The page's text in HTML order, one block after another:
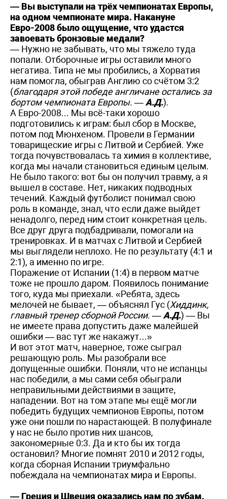
— Вы выступали на трёх чемпионатах Европы,
на одном чемпионате мира. Накануне
Евро-2008 было ощущение, что удастся
завоевать бронзовые медали?
— Нужно не забывать, что мы тяжело туда
попали. Отборочные игры оставили много
негатива. Типа не мы пробились, а Хорватия
нам помогла, обыграв Англию со счётом 3:2
(благодаря этой победе англичане остались за
бортом чемпионата Европы. —А.Д.).
А Евро-2008... Мы всё-таки хорошо
подготовились к играм: был сбор в Москве,
потом под Мюнхеном. Провели в Германии
товарищеские игры с Литвой и Сербией. Уже
тогда почувствовалась та химия в коллективе,
когда мы начали становиться единым целым.
Не было такого: вот бы он получил травму, а я
вышел в составе. Нет, никаких подводных
течений. Каждый футболист понимал свою
роль в команде, знал, что если даже выйдет
ненадолго, перед ним стоит конкретная цель.
Все друг друга подбадривали, помогали на
тренировках. И в матчах с Литвой и Сербией
мы выглядели неплохо. Не по результату (4:1 и
2:1), а именно по игре.
Поражение от Испании (1:4) в первом матче
тоже не прошло даром. Появилось понимание
того, куда мы приехали. «Ребята, здесь
мелочей не бывает, — объяснял Гус (Хиддинк,
главный тренер сборной России. —А.Д.) — Вы
не имеете права допустить даже малейшей
ошибки — вас тут же накажут...»
И вот этот матч, наверное, тоже сыграл
решающую роль. Мы разобрали все
допущенные ошибки. Поняли, что не испанцы
нас победили, а мы сами себя обыграли
неправильными действиями в защите,
нападении. Вот на том этапе мы ещё могли
победить будущих чемпионов Европы, потом
уже они пошли по нарастающей. В полуфинале
у нас не было против них шансов,
закономерные 0:3. Да и кто бы их тогда
остановил? Многие помнят 2010 и 2012 годы,
когда сборная Испании триумфально
побеждала на чемпионатах мира и Европы.
— Греция и Швеция оказались нам по зубам.